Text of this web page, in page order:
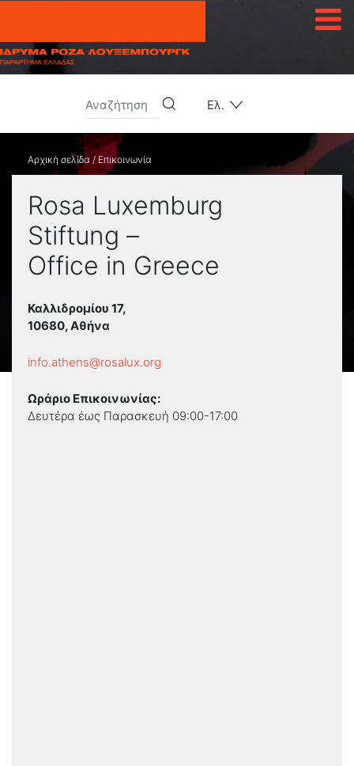
Ελ.
Αρχική σελίδα / Επικοινωνία
Rosa Luxemburg
Stiftung –
Office in Greece
Καλλιδρομίου 17,
10680, Αθήνα
info.athens@rosalux.org
Ωράριο Επικοινωνίας:
Δευτέρα έως Παρασκευή 09:00-17:00